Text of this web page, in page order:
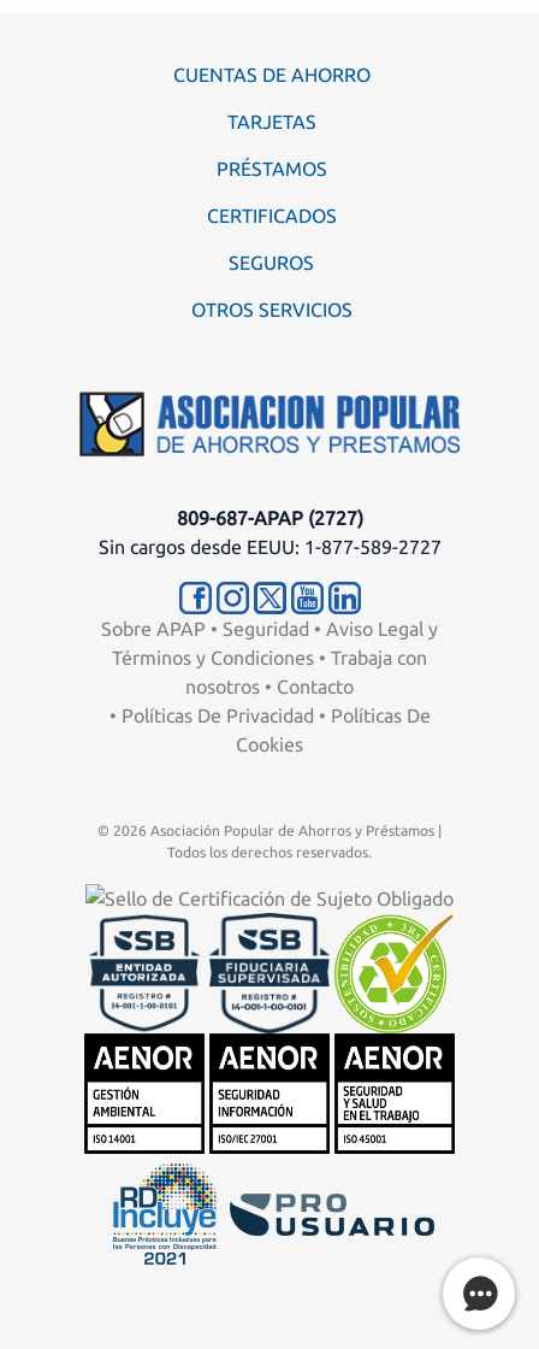
CUENTAS DE AHORRO
TARJETAS
PRÉSTAMOS
CERTIFICADOS
SEGUROS
OTROS SERVICIOS
809-687-APAP (2727)
Sin cargos desde EEUU: 1-877-589-2727
Sobre APAP • Seguridad • Aviso Legal y
Términos y Condiciones • Trabaja con
nosotros • Contacto
• Políticas De Privacidad • Políticas De
Cookies
© 2026 Asociación Popular de Ahorros y Préstamos |
Todos los derechos reservados.